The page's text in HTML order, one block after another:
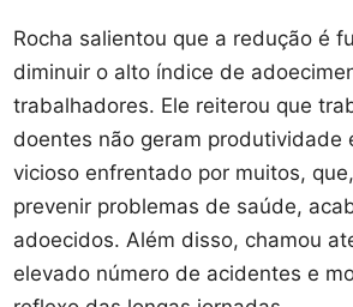
Rocha salientou que a redução é
diminuir o alto índice de
trabalhadores. Ele reiterou que
doentes não geram produtividade
vicioso enfrentado por muitos,
prevenir problemas de saúde,
adoecidos. Além disso, chamou
elevado número de acidentes e